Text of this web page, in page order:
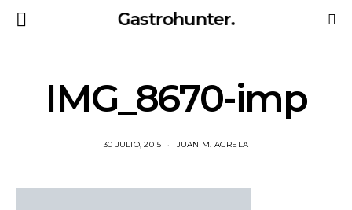
Gastrohunter.
IMG_8670-imp
30 JULIO, 2015 JUAN M. AGRELA